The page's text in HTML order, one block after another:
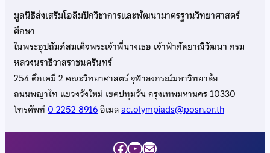
มูลนิธิส่งเสริมโอลิมปิกวิชาการและพัฒนามาตรฐานวิทยาศาสตร์
ศึกษา
ในพระอุปถัมภ์สมเด็จพระเจ้าพี่นางเธอ เจ้าฟ้ากัลยาณิวัฒนา กรม
หลวงนราธิวาสราชนครินทร์
254 ตึกเคมี 2 คณะวิทยาศาสตร์ จุฬาลงกรณ์มหาวิทยาลัย
ถนนพญาไท แขวงวังใหม่ เขตปทุมวัน กรุงเทพมหานคร 10330
โทรศัพท์0 2252 8916อีเมลac.olympiads@posn.or.th
Facebook
YouTube
Mail